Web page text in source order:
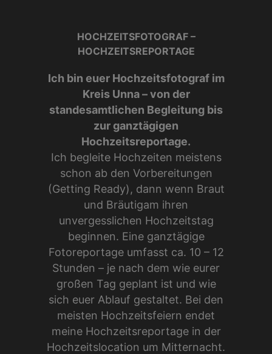
HOCHZEITSFOTOGRAF –
HOCHZEITSREPORTAGE
Ich bin euer Hochzeitsfotograf im
Kreis Unna – von der
standesamtlichen Begleitung bis
zur ganztägigen
Hochzeitsreportage.
Ich begleite Hochzeiten meistens
schon ab den Vorbereitungen
(Getting Ready), dann wenn Braut
und Bräutigam ihren
unvergesslichen Hochzeitstag
beginnen. Eine ganztägige
Fotoreportage umfasst ca. 10 – 12
Stunden – je nach dem wie eurer
großen Tag geplant ist und wie
sich euer Ablauf gestaltet. Bei den
meisten Hochzeitsfeiern endet
meine Hochzeitsreportage in der
Hochzeitslocation um Mitternacht.